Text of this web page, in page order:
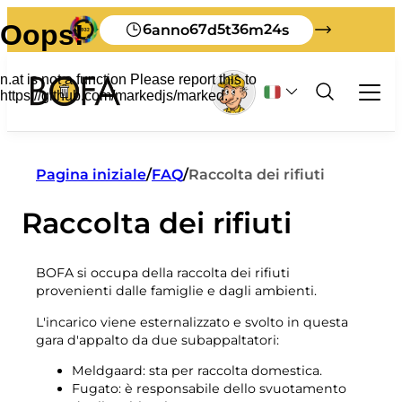
6anno67d5t36m24s
Ordinamento
Guida all'ordinamento
Cosa succede ai vostri rifiuti
Rifiuti ingombranti
Affari
Tutto sui rifiuti commerciali
Self-service
Costo del produttore
Segnalazione di rifiuti in discarica
Regolamenti sui rifiuti
Controllore di terra
Turista
Materiale stampato in inglese
Materiale stampato in tedesco
Informazioni su BOFA
Chi siamo
Visita BOFA
Come insegnare
Personale
I miei rifiuti
Pagina iniziale/FAQ/Raccolta dei rifiuti
Raccolta dei rifiuti
BOFA si occupa della raccolta dei rifiuti
provenienti dalle famiglie e dagli ambienti.
L'incarico viene esternalizzato e svolto in questa
gara d'appalto da due subappaltatori:
Meldgaard: sta per raccolta domestica.
Fugato: è responsabile dello svuotamento